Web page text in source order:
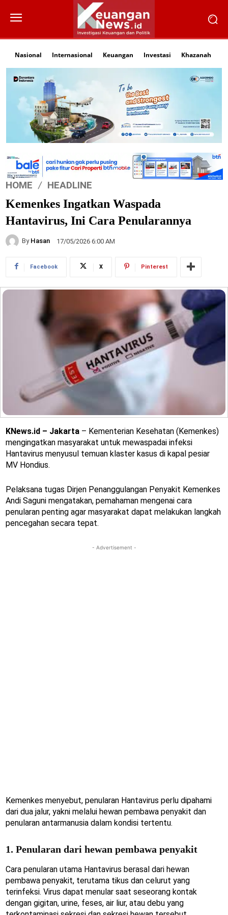
Nasional Internasional Keuangan Investasi Khazanah
HOME HEADLINE
Kemenkes Ingatkan Waspada
Hantavirus, Ini Cara Penularannya
By Hasan 17/05/2026 6:00 AM
Facebook X Pinterest
KNews.id – Jakarta – Kementerian Kesehatan (Kemenkes)
mengingatkan masyarakat untuk mewaspadai infeksi
Hantavirus menyusul temuan klaster kasus di kapal pesiar
MV Hondius.
Pelaksana tugas Dirjen Penanggulangan Penyakit Kemenkes
Andi Saguni mengatakan, pemahaman mengenai cara
penularan penting agar masyarakat dapat melakukan langkah
pencegahan secara tepat.
- Advertisement -
Kemenkes menyebut, penularan Hantavirus perlu dipahami
dari dua jalur, yakni melalui hewan pembawa penyakit dan
penularan antarmanusia dalam kondisi tertentu.
1. Penularan dari hewan pembawa penyakit
Cara penularan utama Hantavirus berasal dari hewan
pembawa penyakit, terutama tikus dan celurut yang
terinfeksi. Virus dapat menular saat seseorang kontak
dengan gigitan, urine, feses, air liur, atau debu yang